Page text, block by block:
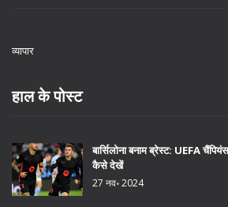
व्यापार
हाल के पोस्ट
बार्सिलोना बनाम ब्रेस्ट: UEFA
कैसे देखें
27 नव॰ 2024